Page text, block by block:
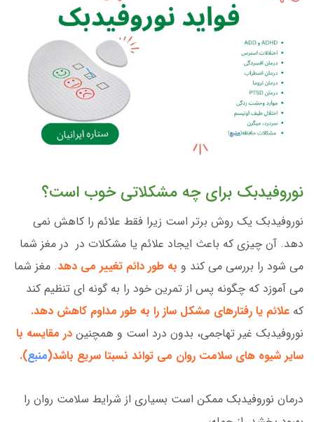
نوروفیدبک برای چه مشکلاتی خوب است؟
نوروفیدبک یک روش برتر است زیرا فقط علائم را کاهش نمی
دهد. آن چیزی که باعث ایجاد علائم یا مشکلات در در مغز شما
می شود را بررسی می کند و به طور دائم تغییر می دهد. مغز شما
می آموزد که چگونه پس از تمرین خود را به گونه ای تنظیم کند
که علائم یا رفتارهای مشکل ساز را به طور مداوم کاهش دهد.
نوروفیدبک غیر تهاجمی، بدون درد است و همچنین در مقایسه با
سایر شیوه های سلامت روان می تواند نسبتا سریع باشد(منبع).
درمان نوروفیدبک ممکن است بسیاری از شرایط سلامت روان را